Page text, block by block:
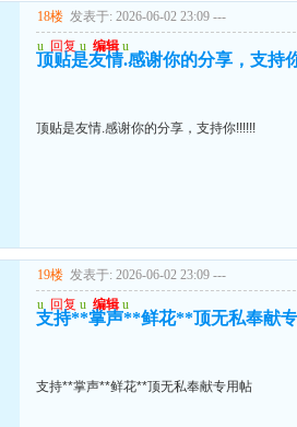
18楼 发表于: 2026-06-02 23:09 ---
u 回复 u 编辑 u
顶贴是友情.感谢你的分享，支持
顶贴是友情.感谢你的分享，支持你!!!!!!
19楼 发表于: 2026-06-02 23:09 ---
u 回复 u 编辑 u
支持**掌声**鲜花**顶无私奉献
支持**掌声**鲜花**顶无私奉献专用帖